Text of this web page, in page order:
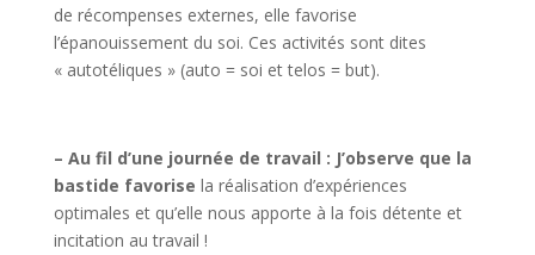
de récompenses externes, elle favorise
l’épanouissement du soi. Ces activités sont dites
« autotéliques » (auto = soi et telos = but).
– Au fil d’une journée de travail : J’observe que la
bastide favorise la réalisation d’expériences
optimales et qu’elle nous apporte à la fois détente et
incitation au travail !